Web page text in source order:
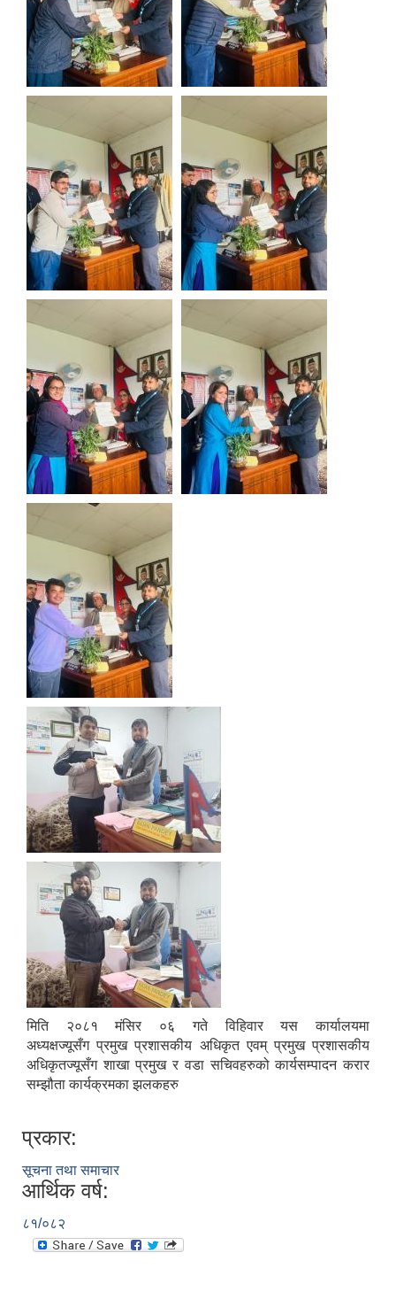
मिति २०८१ मंसिर ०६ गते विहिवार यस कार्यालयमा
अध्यक्षज्यूसँग प्रमुख प्रशासकीय अधिकृत एवम् प्रमुख प्रशासकीय
अधिकृतज्यूसँग शाखा प्रमुख र वडा सचिवहरुको कार्यसम्पादन करार
सम्झौता कार्यक्रमका झलकहरु
प्रकार:
सूचना तथा समाचार
आर्थिक वर्ष:
८१/०८२